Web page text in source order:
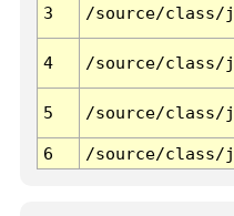
3 /source/class/
4 /source/class/
5 /source/class/
6 /source/class/